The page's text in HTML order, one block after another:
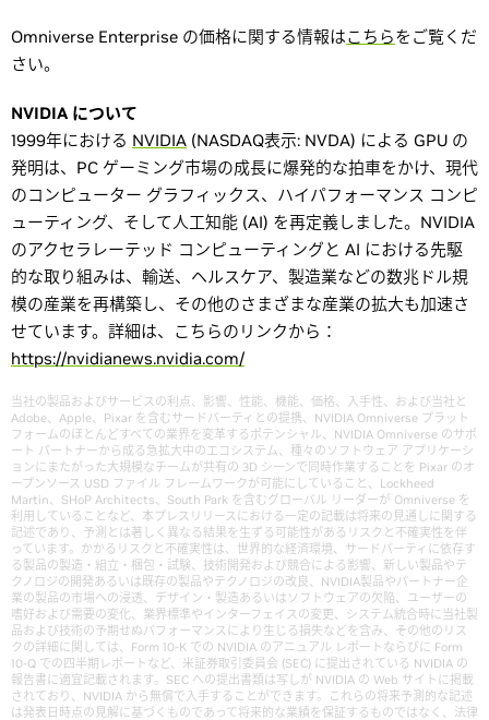
Omniverse Enterprise の価格に関する情報はこちらをご覧くだ
さい。
NVIDIA について
1999年における NVIDIA (NASDAQ表示: NVDA) による GPU の
発明は、PC ゲーミング市場の成長に爆発的な拍車をかけ、現代
のコンピューター グラフィックス、ハイパフォーマンス コンピ
ューティング、そして人工知能 (AI) を再定義しました。NVIDIA
のアクセラレーテッド コンピューティングと AI における先駆
的な取り組みは、輸送、ヘルスケア、製造業などの数兆ドル規
模の産業を再構築し、その他のさまざまな産業の拡大も加速さ
せています。詳細は、こちらのリンクから：
https://nvidianews.nvidia.com/
当社の製品およびサービスの利点、影響、性能、機能、価格、入手性、および当社と
Adobe、Apple、Pixar を含むサードパーティとの提携、NVIDIA Omniverse プラット
フォームのほとんどすべての業界を変革するポテンシャル、NVIDIA Omniverse のサポ
ート パートナーから成る急拡大中のエコシステム、種々のソフトウェア アプリケーシ
ョンにまたがった大規模なチームが共有の 3D シーンで同時作業することを Pixar のオ
ープンソース USD ファイル フレームワークが可能にしていること、Lockheed
Martin、SHoP Architects、South Park を含むグローバル リーダーが Omniverse を
利用していることなど、本プレスリリースにおける一定の記載は将来の見通しに関する
記述であり、予測とは著しく異なる結果を生ずる可能性があるリスクと不確実性を伴
っています。かかるリスクと不確実性は、世界的な経済環境、サードパーティに依存す
る製品の製造・組立・梱包・試験、技術開発および競合による影響、新しい製品やテ
クノロジの開発あるいは既存の製品やテクノロジの改良、NVIDIA製品やパートナー企
業の製品の市場への浸透、デザイン・製造あるいはソフトウェアの欠陥、ユーザーの
嗜好および需要の変化、業界標準やインターフェイスの変更、システム統合時に当社製
品および技術の予期せぬパフォーマンスにより生じる損失などを含み、その他のリス
クの詳細に関しては、Form 10-K での NVIDIA のアニュアル レポートならびに Form
10-Q での四半期レポートなど、米証券取引委員会 (SEC) に提出されている NVIDIA の
報告書に適宜記載されます。SEC への提出書類は写しが NVIDIA の Web サイトに掲載
されており、NVIDIA から無償で入手することができます。これらの将来予測的な記述
は発表日時点の見解に基づくものであって将来的な業績を保証するものではなく、法律